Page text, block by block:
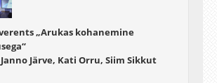
„Arukas kohanemine
Järve, Kati Orru, Siim Sikkut